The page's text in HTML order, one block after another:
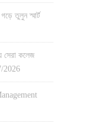
তুলুন স্মার্ট
সেরা কলেজ
2026